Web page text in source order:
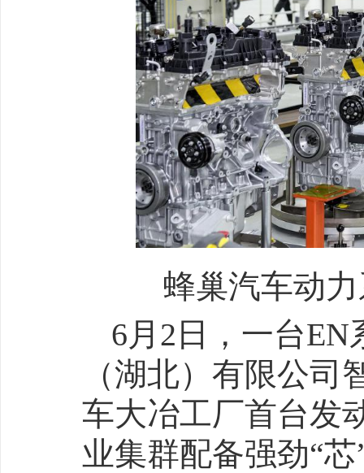
蜂巢汽车动
6月2日，一台
（湖北）有限公
车大冶工厂首台发
业集群配备强劲“